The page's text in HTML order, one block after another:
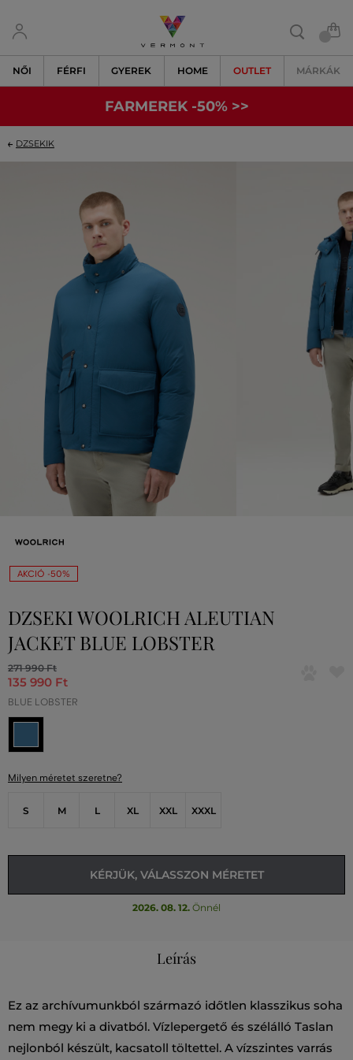
NŐI FÉRFI GYEREK HOME OUTLET MÁRKÁK
FARMEREK -50% >>
DZSEKIK
AKCIÓ -50%
DZSEKI WOOLRICH ALEUTIAN
JACKET BLUE LOBSTER
271 990 Ft
135 990 Ft
BLUE LOBSTER
Milyen méretet szeretne?
S M L XL XXL XXXL
KÉRJÜK, VÁLASSZON MÉRETET
2026. 08. 12. Önnél
Leírás
Ez az archívumunkból származó időtlen klasszikus soha
nem megy ki a divatból. Vízlepergető és szélálló Taslan
nejlonból készült, kacsatoll töltettel. A vízszintes varrás